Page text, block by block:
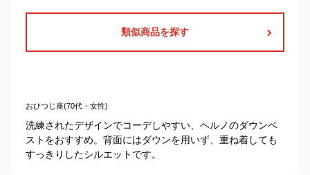
類似商品を探す
おひつじ座(70代・女性)
洗練されたデザインでコーデしやすい、ヘルノのダウンベ
ストをおすすめ。背面にはダウンを用いず、重ね着しても
すっきりしたシルエットです。